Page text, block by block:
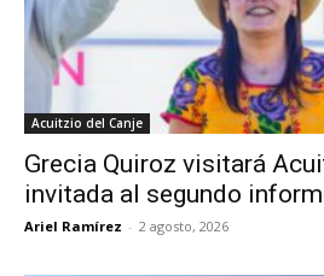
Acuitzio del Canje
Grecia Quiroz visitará
invitada al segundo
Ariel Ramírez - 2 agosto, 2026